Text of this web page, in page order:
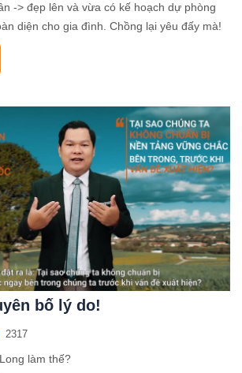
-> đẹp lên và vừa có kế hoạch dự phòng
diện cho gia đình. Chồng lại yêu đấy mà!
bố lý do!
2317
làm thế?